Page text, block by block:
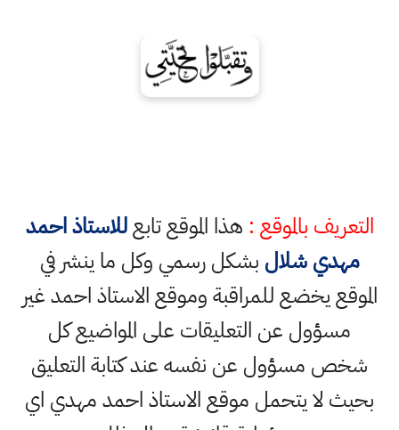
التعريف بالموقع : هذا الموقع تابعللاستاذ احمد
مهدي شلال بشكل رسمي وكل ما ينشر في
الموقع يخضع للمراقبة وموقع الاستاذ احمد غير
مسؤول عن التعليقات على المواضيع كل
شخص مسؤول عن نفسه عند كتابة التعليق
بحيث لا يتحمل موقع الاستاذ احمد مهدي اي